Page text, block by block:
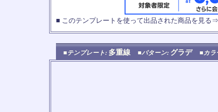
■ このテンプレートを使って出品された商品を見る
■テンプレート: 多重線 ■パターン: グラデ ■カ